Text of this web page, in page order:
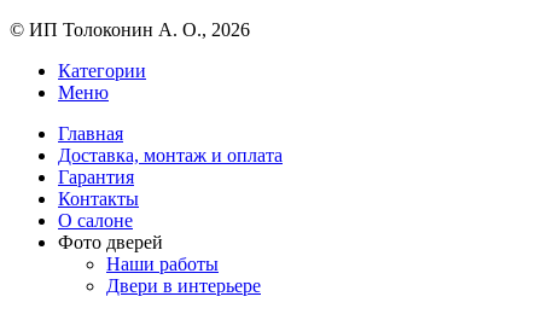
© ИП Толоконин А. О., 2026
Категории
Меню
Главная
Доставка, монтаж и оплата
Гарантия
Контакты
О салоне
Фото дверей
Наши работы
Двери в интерьере